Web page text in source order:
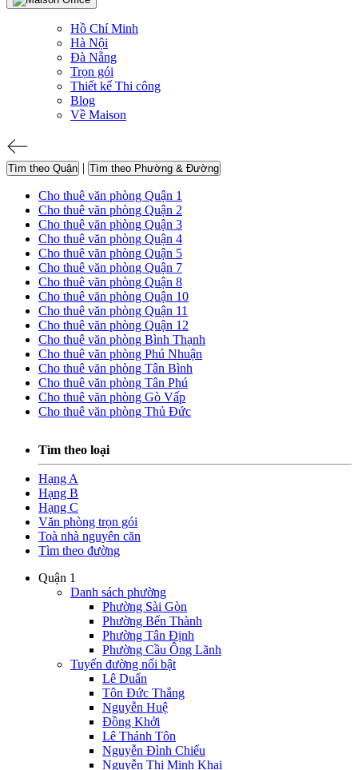
Hồ Chí Minh
Hà Nội
Đà Nẵng
Trọn gói
Thiết kế Thi công
Blog
Về Maison
Tìm theo Quận | Tìm theo Phường & Đường
Cho thuê văn phòng Quận 1
Cho thuê văn phòng Quận 2
Cho thuê văn phòng Quận 3
Cho thuê văn phòng Quận 4
Cho thuê văn phòng Quận 5
Cho thuê văn phòng Quận 7
Cho thuê văn phòng Quận 8
Cho thuê văn phòng Quận 10
Cho thuê văn phòng Quận 11
Cho thuê văn phòng Quận 12
Cho thuê văn phòng Bình Thạnh
Cho thuê văn phòng Phú Nhuận
Cho thuê văn phòng Tân Bình
Cho thuê văn phòng Tân Phú
Cho thuê văn phòng Gò Vấp
Cho thuê văn phòng Thủ Đức
Tìm theo loại
Hạng A
Hạng B
Hạng C
Văn phòng trọn gói
Toà nhà nguyên căn
Tìm theo đường
Quận 1
Danh sách phường
Phường Sài Gòn
Phường Bến Thành
Phường Tân Định
Phường Cầu Ông Lãnh
Tuyến đường nổi bật
Lê Duẩn
Tôn Đức Thắng
Nguyễn Huệ
Đồng Khởi
Lê Thánh Tôn
Nguyễn Đình Chiểu
Nguyễn Thị Minh Khai